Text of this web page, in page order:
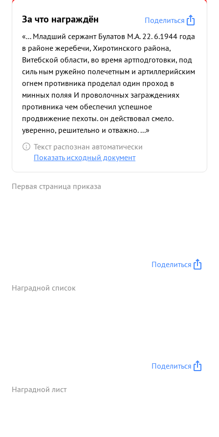
За что награждён
Поделиться
«... Младший сержант Булатов М.А. 22. 6.1944 года
в районе жеребечи, Хиротинского района,
Витебской области, во время артподготовки, под
силь ным ружейно полечетным и артиллерийским
огнем противника проделал один проход в
минных поляя И проволочных заграждениях
противника чем обеспечил успешное
продвижение пехоты. он действовал смело.
уверенно, решительно и отважно. ...»
Текст распознан автоматически
Показать исходный документ
Первая страница приказа
Поделиться
Наградной список
Поделиться
Наградной лист